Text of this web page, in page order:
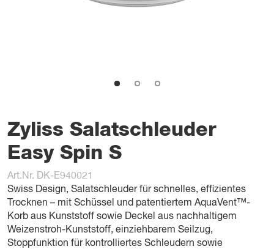
Zyliss Salatschleuder
Easy Spin S
Art.Nr. DK-E940021
Swiss Design, Salatschleuder für schnelles, effizientes
Trocknen – mit Schüssel und patentiertem AquaVent™-
Korb aus Kunststoff sowie Deckel aus nachhaltigem
Weizenstroh-Kunststoff, einziehbarem Seilzug,
Stoppfunktion für kontrolliertes Schleudern sowie